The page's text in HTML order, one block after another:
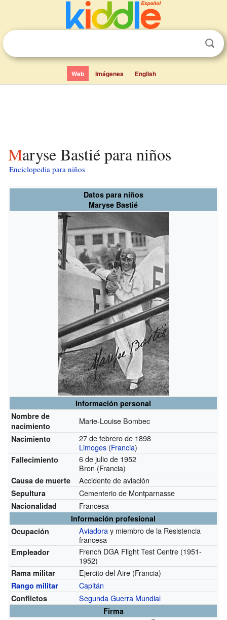
Web Imágenes English
Maryse Bastié para niños
Enciclopedia para niños
Datos para niños
Maryse Bastié
Información personal
Nombre de
nacimiento
Marie-Louise Bombec
Nacimiento
27 de febrero de 1898
Limoges (Francia)
Fallecimiento
6 de julio de 1952
Bron (Francia)
Causa de muerte Accidente de aviación
Sepultura Cementerio de Montparnasse
Nacionalidad Francesa
Información profesional
Ocupación
Aviadoray miembro de la Resistencia
francesa
Empleador French DGA Flight Test Centre (1951-
1952)
Rama militar Ejercito del Aire (Francia)
Rango militar Capitán
Conflictos Segunda Guerra Mundial
Firma